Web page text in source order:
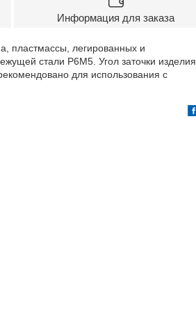
Информация для заказа
пластмассы, легированных и
стали Р6М5. Угол заточки изделия
для использования с